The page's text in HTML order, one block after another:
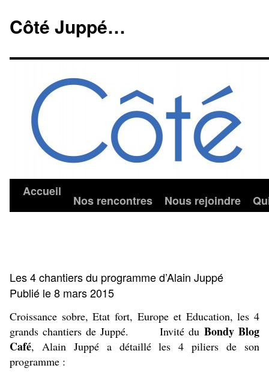
Côté Juppé…
Accueil
Nos rencontres Nous rejoindre
Les 4 chantiers du programme d’Alain Juppé
Publié le8 mars 2015
Croissance sobre, Etat fort, Europe et Education, les 4
grands chantiers de Juppé. Invité duBondy Blog
Café, Alain Juppé a détaillé les 4 piliers de son
programme :